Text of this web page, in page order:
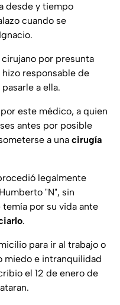
desde y tiempo
cuando se
cirujano por presunta
responsable de
a ella.
este médico, a quien
antes por posible
a una cirugía
legalmente
"N", sin
por su vida ante
.
para ir al trabajo o
miedo e intranquilidad
el 12 de enero de